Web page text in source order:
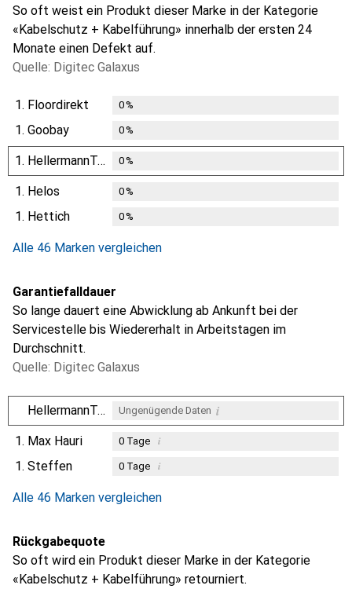
So oft weist ein Produkt dieser Marke in der Kategorie
«Kabelschutz + Kabelführung» innerhalb der ersten 24
Monate einen Defekt auf.
Quelle: Digitec Galaxus
1. Floordirekt 0%
1. Goobay 0%
1. HellermannTyton 0%
1. Helos 0%
1. Hettich 0%
Alle 46 Marken vergleichen
Garantiefalldauer
So lange dauert eine Abwicklung ab Ankunft bei der
Servicestelle bis Wiedererhalt in Arbeitstagen im
Durchschnitt.
Quelle: Digitec Galaxus
HellermannTyton Ungenügende Daten i
1. Max Hauri 0Tage i
1. Steffen 0Tage i
Alle 46 Marken vergleichen
Rückgabequote
So oft wird ein Produkt dieser Marke in der Kategorie
«Kabelschutz + Kabelführung» retourniert.